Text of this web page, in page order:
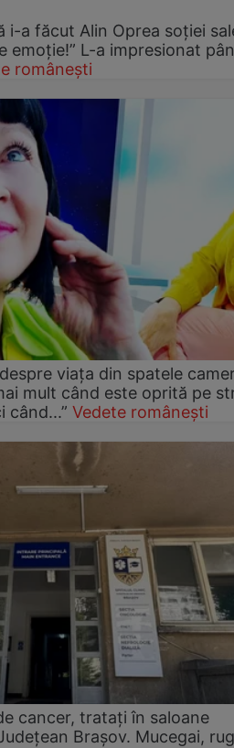
i-a făcut Alin Oprea soției
emoție!” L-a impresionat
românești
viața din spatele
mult când este oprită pe
când...” Vedete românești
cancer, tratați în saloane
Brașov. Mucegai,